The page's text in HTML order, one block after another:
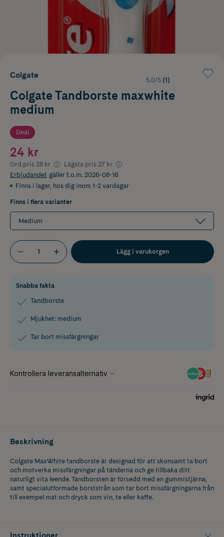
Colgate
5.0/5 (1)
Colgate Tandborste maxwhite
medium
Deal
24 kr
Ord.pris 28 kr Lägsta pris 27 kr
Erbjudandet gäller t.o.m. 2026-08-16
Finns i lager, hos dig inom 1-2 vardagar
Finns i flera varianter
Medium
Lägg i varukorgen
Snabba fakta
Tandborste
Mjukhet: medium
Tar bort missfärgningar
Beskrivning
Colgate MaxWhite tandborste är designad för att skonsamt ta bort
och motverka missfärgningar på tänderna och ge tillbaka ditt
naturligt vita leende. Tandborsten är försedd med en gummistjärna,
samt specialutformade borststrån som tar bort missfärgningarna från
till exempel mat och dryck som vin, te eller kaffe.